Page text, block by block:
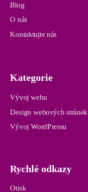
Blog
O nás
Kontaktujte nás
Kategorie
Vývoj webu
Design webových stránek
Vývoj WordPressu
Rychlé odkazy
Otisk